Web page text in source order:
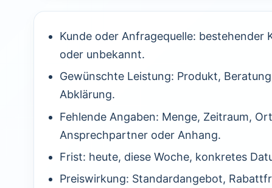
Kunde oder Anfragequelle: bestehender
oder unbekannt.
Gewünschte Leistung: Produkt,
Abklärung.
Fehlende Angaben: Menge, Zeitraum,
Ansprechpartner oder Anhang.
Frist: heute, diese Woche, konkretes
Preiswirkung: Standardangebot,